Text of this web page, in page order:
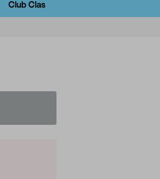
Club Clas